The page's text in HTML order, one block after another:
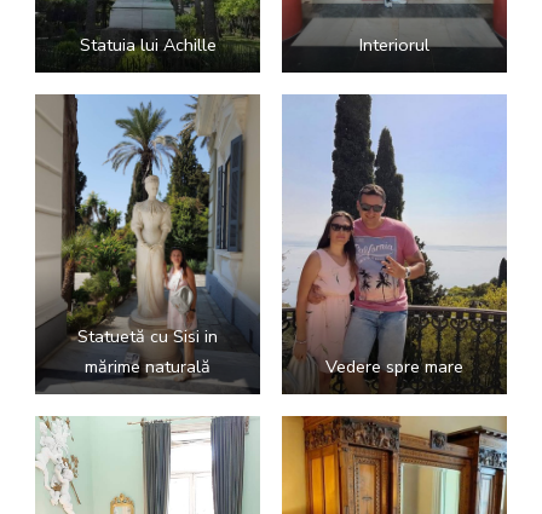
Statuia lui Achille Interiorul
Statuetă cu Sisi in
mărime naturală
Vedere spre mare